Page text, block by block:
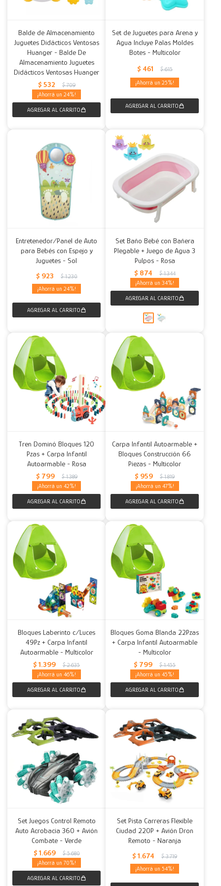
Balde de Almacenamiento
Juguetes Didácticos Ventosas
Huanger - Balde De
Almacenamiento Juguetes
Didácticos Ventosas Huanger
$ 532 $ 709
24
Set de Juguetes para Arena y
Agua Incluye Palas Moldes
Botes - Multicolor
$ 461 $ 615
25
Entretenedor/Panel de Auto
para Bebés con Espejo y
Juguetes - Sol
$ 923 $ 1.230
24
Set Baño Bebé con Bañera
Plegable + Juego de Agua 3
Pulpos - Rosa
$ 874 $ 1.344
34
Tren Dominó Bloques 120
Pzas + Carpa Infantil
Autoarmable - Rosa
$ 799 $ 1.389
42
Carpa Infantil Autoarmable +
Bloques Construcción 66
Piezas - Multicolor
$ 959 $ 1.819
47
Bloques Laberinto c/Luces
49Pz + Carpa Infantil
Autoarmable - Multicolor
$ 1.399 $ 2.635
46
Bloques Goma Blanda 22Pzas
+ Carpa Infantil Autoarmable
- Multicolor
$ 799 $ 1.455
45
Set Juegos Control Remoto
Auto Acrobacia 360 + Avión
Combate - Verde
$ 1.669 $ 5.680
70
Set Pista Carreras Flexible
Ciudad 220P + Avión Dron
Remoto - Naranja
$ 1.674 $ 3.719
54